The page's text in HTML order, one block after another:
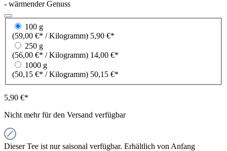
- wärmender Genuss
100 g
(59,00 €* / Kilogramm) 5,90 €*
250 g
(56,00 €* / Kilogramm) 14,00 €*
1000 g
(50,15 €* / Kilogramm) 50,15 €*
5,90 €*
Nicht mehr für den Versand verfügbar
Dieser Tee ist nur saisonal verfügbar. Erhältlich von Anfang